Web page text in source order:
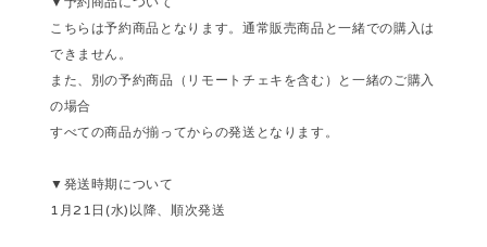
こちらは予約商品となります。通常販売商品と一緒での購入は
できません。
また、別の予約商品（リモートチェキを含む）と一緒のご購入
の場合
すべての商品が揃ってからの発送となります。
▼発送時期について
1月21日(水)以降、順次発送